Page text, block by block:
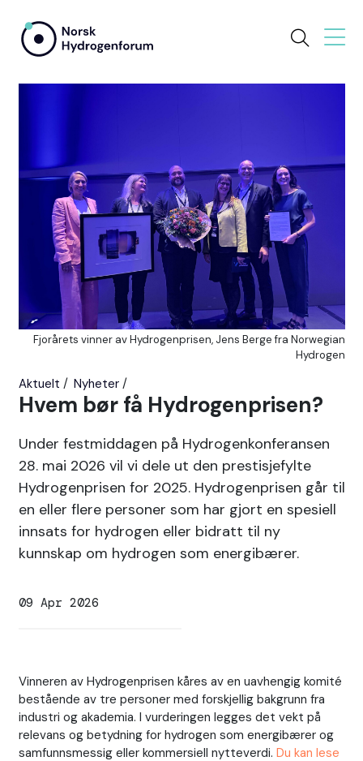
Fjorårets vinner av Hydrogenprisen, Jens Berge fra Norwegian
Hydrogen
Aktuelt Nyheter
Hvem bør få Hydrogenprisen?
Under festmiddagen på Hydrogenkonferansen
28. mai 2026 vil vi dele ut den prestisjefylte
Hydrogenprisen for 2025. Hydrogenprisen går til
en eller flere personer som har gjort en spesiell
innsats for hydrogen eller bidratt til ny
kunnskap om hydrogen som energibærer.
09 Apr 2026
Vinneren av Hydrogenprisen kåres av en uavhengig komité
bestående av tre personer med forskjellig bakgrunn fra
industri og akademia. I vurderingen legges det vekt på
relevans og betydning for hydrogen som energibærer og
samfunnsmessig eller kommersiell nytteverdi. Du kan lese